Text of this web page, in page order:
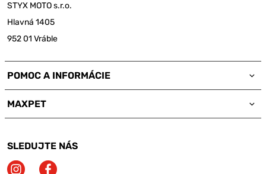
STYX MOTO s.r.o.
Hlavná 1405
952 01 Vráble
POMOC A INFORMÁCIE
MAXPET
SLEDUJTE NÁS